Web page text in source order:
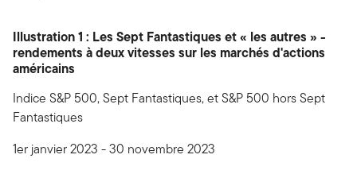
Illustration 1 : Les Sept Fantastiques et « les autres » -
rendements à deux vitesses sur les marchés d'actions
américains
Indice S&P 500, Sept Fantastiques, et S&P 500 hors Sept
Fantastiques
1er janvier 2023 - 30 novembre 2023